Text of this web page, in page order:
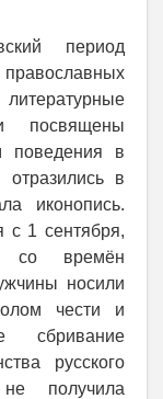
период
посвящены
поведения в
отразились в
иконопись.
с 1 сентября,
со времён
носили
чести и
сбривание
русского
получила